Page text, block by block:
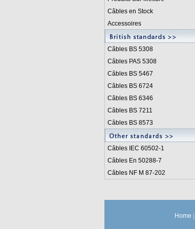
Câbles en Stock
Accessoires
Câbles BS 5308
Câbles PAS 5308
Câbles BS 5467
Câbles BS 6724
Câbles BS 6346
Câbles BS 7211
Câbles BS 8573
Câbles IEC 60502-1
Câbles En 50288-7
Câbles NF M 87-202
Home